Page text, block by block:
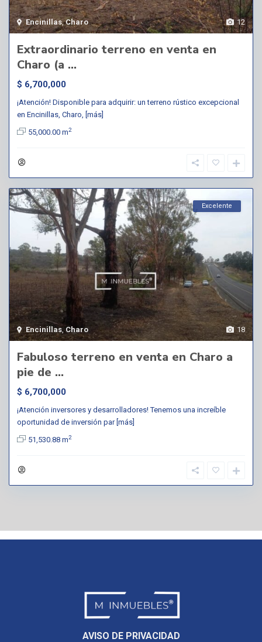
12
Encinillas,Charo
Extraordinario terreno en venta en
Charo (a ...
$ 6,700,000
¡Atención! Disponible para adquirir: un terreno rústico excepcional
en Encinillas, Charo, [más]
55,000.00 m2
18
Encinillas,Charo
Excelente
Fabuloso terreno en venta en Charo a
pie de ...
$ 6,700,000
¡Atención inversores y desarrolladores! Tenemos una increíble
oportunidad de inversión par [más]
51,530.88 m2
AVISO DE PRIVACIDAD